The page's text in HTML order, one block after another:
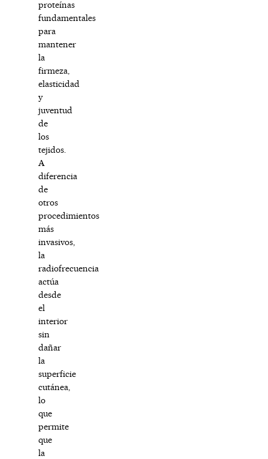
proteínas
fundamentales
para
mantener
la
firmeza,
elasticidad
y
juventud
de
los
tejidos.
A
diferencia
de
otros
procedimientos
más
invasivos,
la
radiofrecuencia
actúa
desde
el
interior
sin
dañar
la
superficie
cutánea,
lo
que
permite
que
la